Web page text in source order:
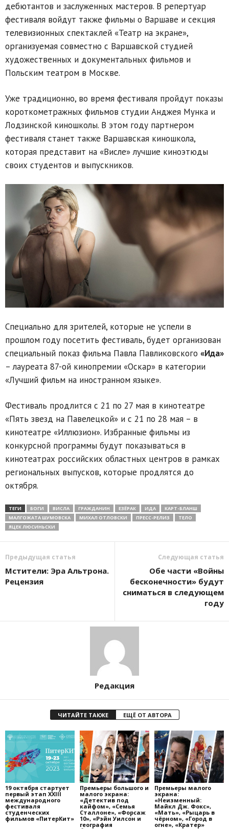
дебютантов и заслуженных мастеров. В репертуар
фестиваля войдут также фильмы о Варшаве и секция
телевизионных спектаклей «Театр на экране»,
организуемая совместно с Варшавской студией
художественных и документальных фильмов и
Польским театром в Москве.
Уже традиционно, во время фестиваля пройдут показы
короткометражных фильмов студии Анджея Мунка и
Лодзинской киношколы. В этом году партнером
фестиваля станет также Варшавская киношкола,
которая представит на «Висле» лучшие киноэтюды
своих студентов и выпускников.
Специально для зрителей, которые не успели в
прошлом году посетить фестиваль, будет организован
специальный показ фильма Павла Павликовского «Ида»
– лауреата 87-ой кинопремии «Оскар» в категории
«Лучший фильм на иностранном языке».
Фестиваль продлится с 21 по 27 мая в кинотеатре
«Пять звезд на Павелецкой» и с 21 по 28 мая – в
кинотеатре «Иллюзион». Избранные фильмы из
конкурсной программы будут показываться в
кинотеатрах российских областных центров в рамках
региональных выпусков, которые продлятся до
октября.
ТЕГИ БОГИ ВИСЛА ГРАЖДАНИН ЕЗЁРАК ИДА
КАРТ-БЛАНШ
МАЛГОЖАТА ШУМОВСКА
МИХАЛ ОТЛОВСКИ ПРЕСС-РЕЛИЗ
ТЕЛО
ЯЦЕК ЛЮСИНЬСКИ
Предыдущая статья
Мстители: Эра Альтрона.
Рецензия
Следующая статья
Обе части «Войны
бесконечности» будут
сниматься в следующем
году
Редакция
ЧИТАЙТЕ ТАКЖЕ ЕЩЁ ОТ АВТОРА
19 октября стартует
первый этап XXIII
международного
фестиваля
студенческих
фильмов «ПитерКит»
Премьеры большого и
малого экрана:
«Детектив под
кайфом», «Семья
Сталлоне», «Форсаж
10», «Рэйн Уилсон и
география
Премьеры малого
экрана:
«Неизменный:
Майкл Дж. Фокс»,
«Мать», «Рыцарь в
чёрном», «Город в
огне», «Кратер»